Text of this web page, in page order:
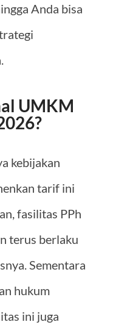
Anda bisa
UMKM
kebijakan
tarif ini
fasilitas PPh
terus berlaku
Sementara
hukum
ini juga